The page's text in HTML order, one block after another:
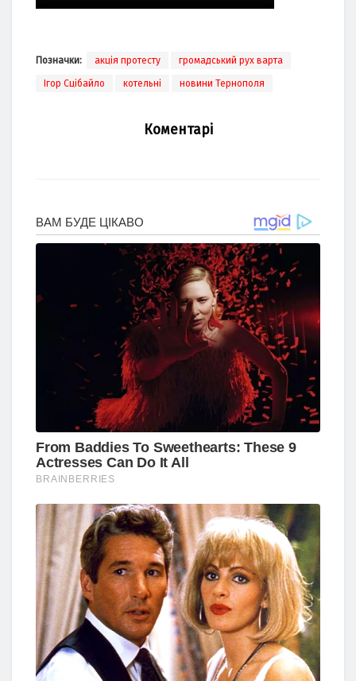
Позначки: акція протесту громадський рух варта
Ігор Сцібайло котельні новини Тернополя
Коментарі